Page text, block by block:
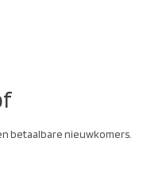
betaalbare nieuwkomers.